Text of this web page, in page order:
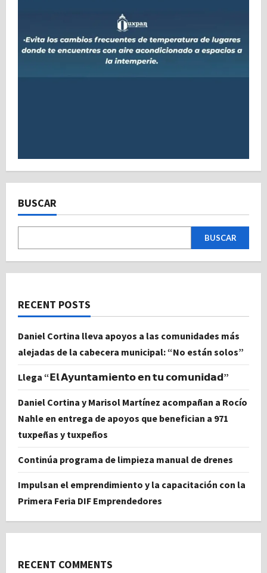
BUSCAR
BUSCAR
RECENT POSTS
Daniel Cortina lleva apoyos a las comunidades más
alejadas de la cabecera municipal: “No están solos”
Llega “𝗘𝗹 𝗔𝘆𝘂𝗻𝘁𝗮𝗺𝗶𝗲𝗻𝘁𝗼 𝗲𝗻 𝘁𝘂 𝗰𝗼𝗺𝘂𝗻𝗶𝗱𝗮𝗱”
Daniel Cortina y Marisol Martínez acompañan a Rocío
Nahle en entrega de apoyos que benefician a 971
tuxpeñas y tuxpeños
Continúa programa de limpieza manual de drenes
Impulsan el emprendimiento y la capacitación con la
Primera Feria DIF Emprendedores
RECENT COMMENTS